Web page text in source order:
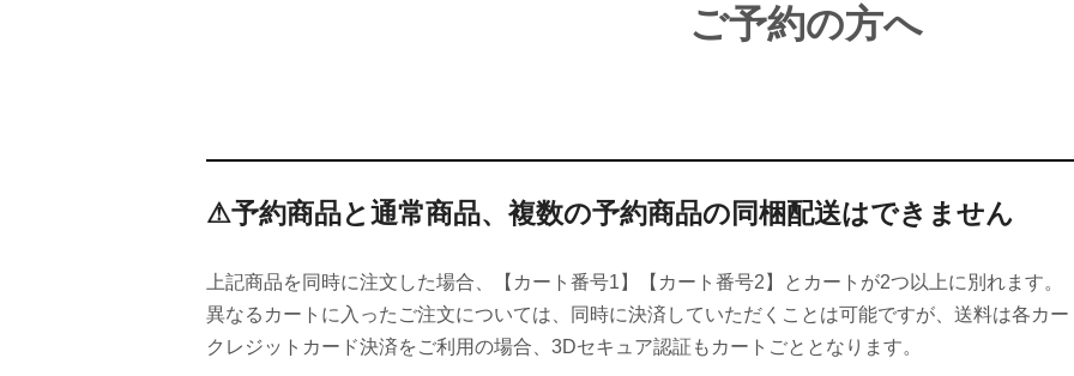
ご予約の方へ
⚠予約商品と通常商品、複数の予約商品の同梱配送はできません
上記商品を同時に注文した場合、【カート番号1】【カート番号2】とカートが2つ以上に別れます。
異なるカートに入ったご注文については、同時に決済していただくことは可能ですが、送料は各カー
クレジットカード決済をご利用の場合、3Dセキュア認証もカートごととなります。